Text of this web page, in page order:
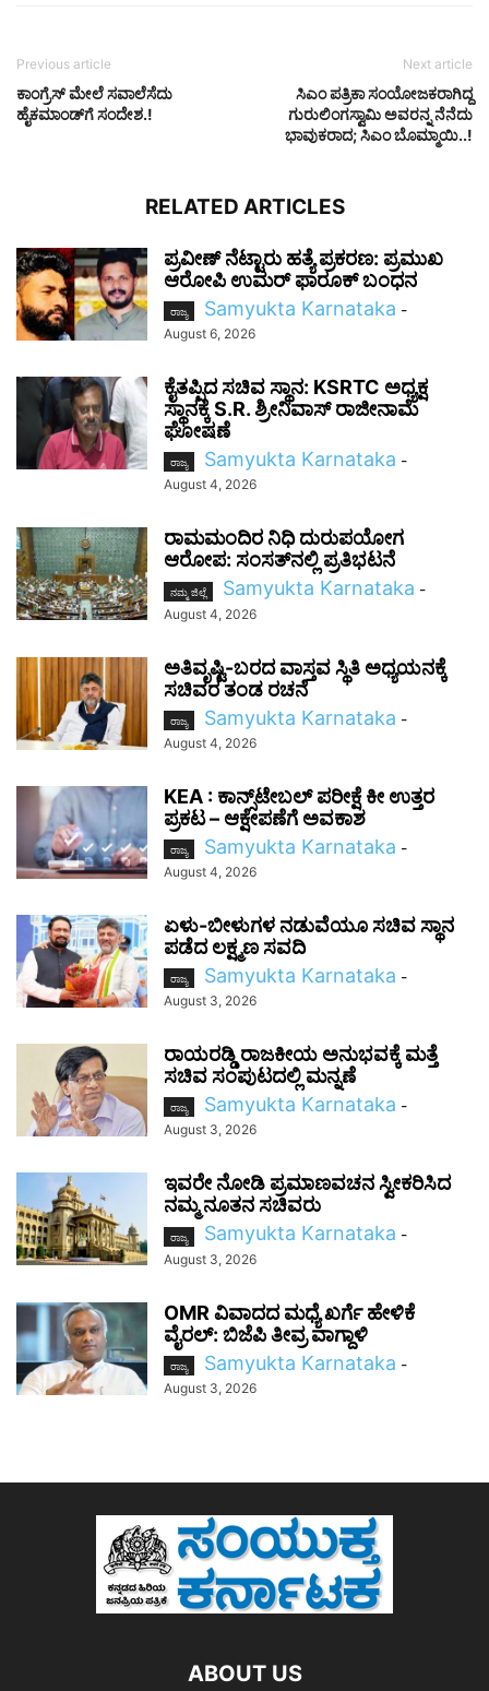
Previous article
ಕಾಂಗ್ರೆಸ್​ ಮೇಲೆ ಸವಾಲೆಸೆದು
ಹೈಕಮಾಂಡ್​ಗೆ ಸಂದೇಶ.!
Next article
ಸಿಎಂ ಪತ್ರಿಕಾ ಸಂಯೋಜಕರಾಗಿದ್ದ
ಗುರುಲಿಂಗಸ್ವಾಮಿ ಅವರನ್ನ ನೆನೆದು
ಭಾವುಕರಾದ; ಸಿಎಂ ಬೊಮ್ಮಾಯಿ..!
RELATED ARTICLES
ಪ್ರವೀಣ್ ನೆಟ್ಟಾರು ಹತ್ಯೆ ಪ್ರಕರಣ: ಪ್ರಮುಖ
ಆರೋಪಿ ಉಮರ್ ಫಾರೂಕ್ ಬಂಧನ
ರಾಜ್ಯ Samyukta Karnataka -
August 6, 2026
ಕೈತಪ್ಪಿದ ಸಚಿವ ಸ್ಥಾನ: KSRTC ಅಧ್ಯಕ್ಷ
ಸ್ಥಾನಕ್ಕೆ S.R. ಶ್ರೀನಿವಾಸ್ ರಾಜೀನಾಮೆ
ಘೋಷಣೆ
ರಾಜ್ಯ Samyukta Karnataka -
August 4, 2026
ರಾಮಮಂದಿರ ನಿಧಿ ದುರುಪಯೋಗ
ಆರೋಪ: ಸಂಸತ್‌ನಲ್ಲಿ ಪ್ರತಿಭಟನೆ
ನಮ್ಮ ಜಿಲ್ಲೆ Samyukta Karnataka -
August 4, 2026
ಅತಿವೃಷ್ಟಿ-ಬರದ ವಾಸ್ತವ ಸ್ಥಿತಿ ಅಧ್ಯಯನಕ್ಕೆ
ಸಚಿವರ ತಂಡ ರಚನೆ
ರಾಜ್ಯ Samyukta Karnataka -
August 4, 2026
KEA : ಕಾನ್ಸ್‌ಟೇಬಲ್ ಪರೀಕ್ಷೆ ಕೀ ಉತ್ತರ
ಪ್ರಕಟ – ಆಕ್ಷೇಪಣೆಗೆ ಅವಕಾಶ
ರಾಜ್ಯ Samyukta Karnataka -
August 4, 2026
ಏಳು-ಬೀಳುಗಳ ನಡುವೆಯೂ ಸಚಿವ ಸ್ಥಾನ
ಪಡೆದ ಲಕ್ಷ್ಮಣ ಸವದಿ
ರಾಜ್ಯ Samyukta Karnataka -
August 3, 2026
ರಾಯರಡ್ಡಿ ರಾಜಕೀಯ ಅನುಭವಕ್ಕೆ ಮತ್ತೆ
ಸಚಿವ ಸಂಪುಟದಲ್ಲಿ ಮನ್ನಣೆ
ರಾಜ್ಯ Samyukta Karnataka -
August 3, 2026
ಇವರೇ ನೋಡಿ ಪ್ರಮಾಣವಚನ ಸ್ವೀಕರಿಸಿದ
ನಮ್ಮ ನೂತನ ಸಚಿವರು
ರಾಜ್ಯ Samyukta Karnataka -
August 3, 2026
OMR ವಿವಾದದ ಮಧ್ಯೆ ಖರ್ಗೆ ಹೇಳಿಕೆ
ವೈರಲ್: ಬಿಜೆಪಿ ತೀವ್ರ ವಾಗ್ದಾಳಿ
ರಾಜ್ಯ Samyukta Karnataka -
August 3, 2026
ABOUT US